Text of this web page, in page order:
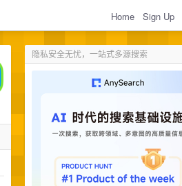
Home Sign Up
隐私安全无忧，一站式多源搜索